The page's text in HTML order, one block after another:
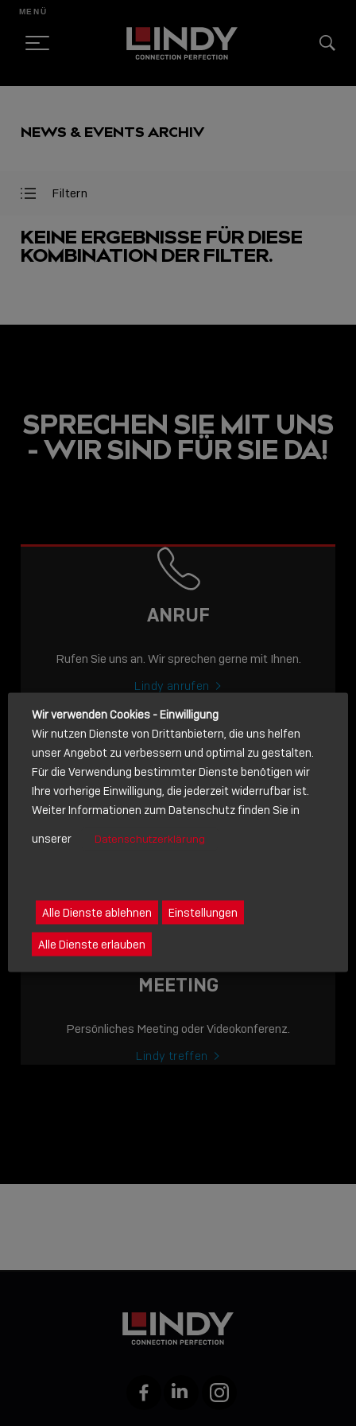
CONTENT
MENÜ
NEWS & EVENTS ARCHIV
Filter
Filter
Filtern
USB-C ÜBER LANGE
DISTANZEN: AKTIVE
USB-C-KABEL FÜR
STABILE 10 GBIT/S BIS
LINDY ACADEMY
JETZT ONLINE
VERFÜGBAR: DIE
LINDY ACADEMY –
WISSEN, DAS
KEINE ERGEBNISSE FÜR DIESE
KOMBINATION DER FILTER.
SPRECHEN SIE MIT UNS
- WIR SIND FÜR SIE DA!
ANRUF
Rufen Sie uns an. Wir sprechen gerne mit Ihnen.
Lindy anrufen
NACHRICHT
Schreiben Sie lieber? Dann schicken Sie uns gerne eine
MEETING
Persönliches Meeting oder Videokonferenz.
Lindy treffen
FacebookLinkedIn Instagram
Wir verwenden Cookies - Einwilligung
Wir nutzen Dienste von Drittanbietern, die uns helfen
unser Angebot zu verbessern und optimal zu gestalten.
Für die Verwendung bestimmter Dienste benötigen wir
Ihre vorherige Einwilligung, die jederzeit widerrufbar ist.
Weiter Informationen zum Datenschutz finden Sie in
unserer
Datenschutzerklärung
Alle Dienste ablehnen Einstellungen
Alle Dienste erlauben